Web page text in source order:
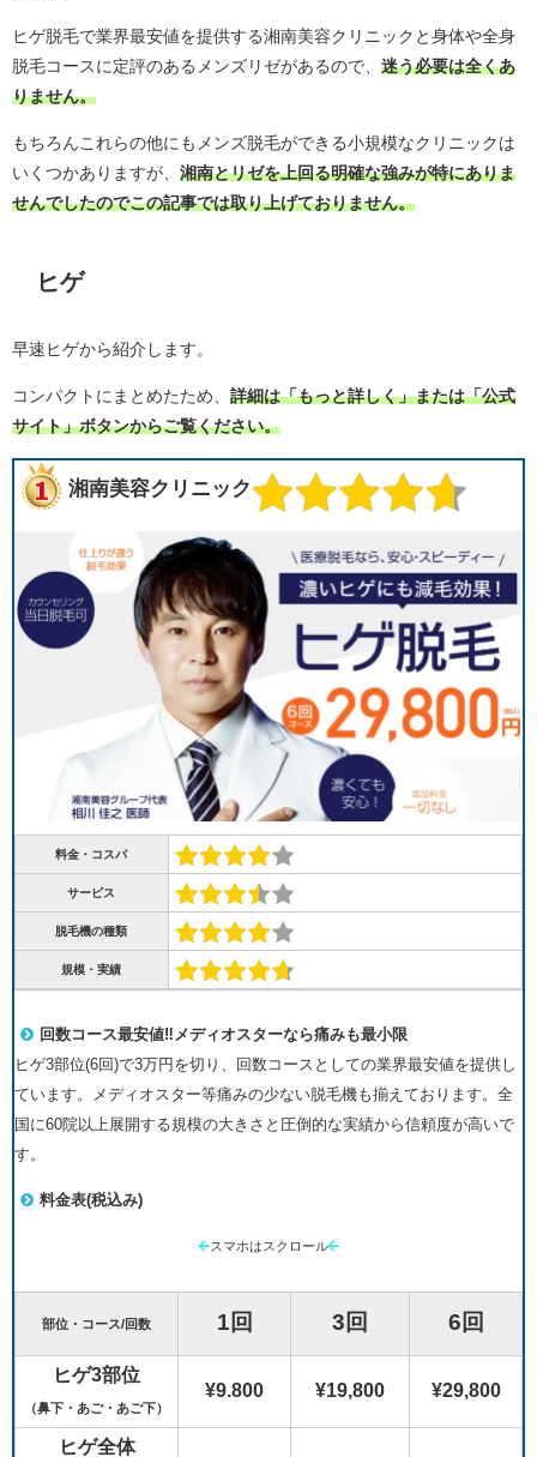
ヒゲ脱毛で業界最安値を提供する湘南美容クリニックと身体や全身
脱毛コースに定評のあるメンズリゼがあるので、 迷う必要は全くあ
りません。
もちろんこれらの他にもメンズ脱毛ができる小規模なクリニックは
いくつかありますが、 湘南とリゼを上回る明確な強みが特にありま
せんでしたのでこの記事では取り上げておりません。
ヒゲ
早速ヒゲから紹介します。
コンパクトにまとめたため、 詳細は「もっと詳しく」または「公式
サイト」ボタンからご覧ください。
湘南美容クリニック
料金・コスパ
サービス
脱毛機の種類
規模・実績
回数コース最安値‼︎メディオスターなら痛みも最小限
ヒゲ3部位(6回)で3万円を切り、回数コースとしての業界最安値を提供し
ています。メディオスター等痛みの少ない脱毛機も揃えております。全
国に60院以上展開する規模の大きさと圧倒的な実績から信頼度が高いで
す。
料金表(税込み)
スマホはスクロール
部位・コース/回数 1回 3回 6回
ヒゲ3部位
（鼻下・あご・あご下）
¥9.800 ¥19,800 ¥29,800
ヒゲ全体